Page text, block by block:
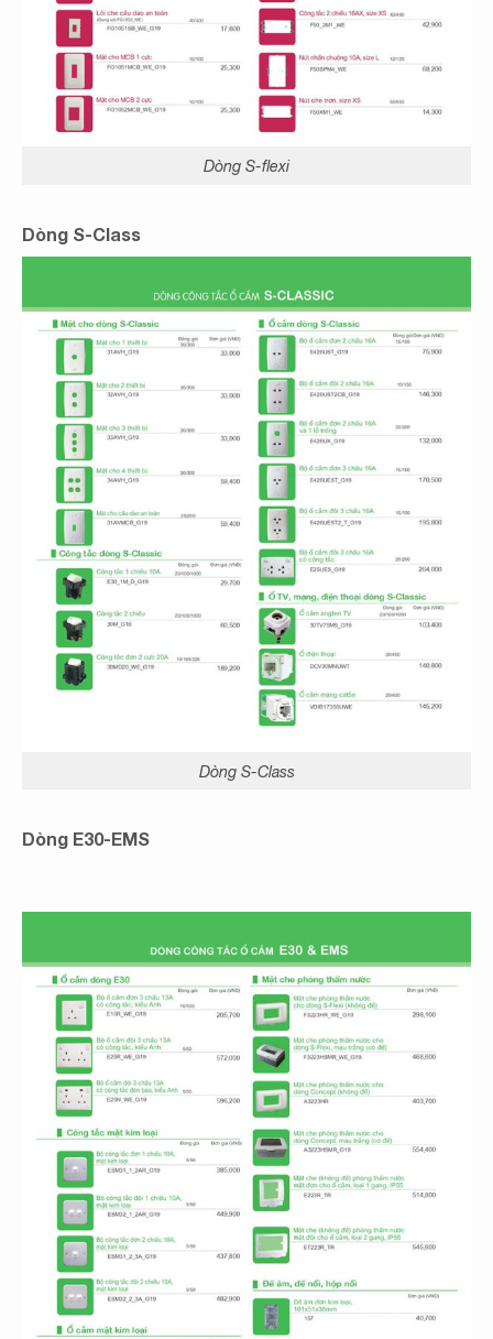
Dòng S-flexi
Dòng S-Class
Dòng S-Class
Dòng E30-EMS